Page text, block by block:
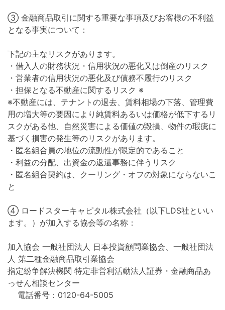
③ 金融商品取引に関する重要な事項及びお客様の不利益
となる事実について：
下記の主なリスクがあります。
・借入人の財務状況・信用状況の悪化又は倒産のリスク
・営業者の信用状況の悪化及び債務不履行のリスク
・担保となる不動産に関するリスク ※
※不動産には、テナントの退去、賃料相場の下落、管理費
用の増大等の要因により純賃料あるいは価格が低下するリ
スクがある他、自然災害による価値の毀損、物件の瑕疵に
基づく損害の発生等のリスクがあります。
・匿名組合員の地位の流動性が限定的であること
・利益の分配、出資金の返還事務に伴うリスク
・匿名組合契約は、クーリング・オフの対象にならないこ
と
④ ロードスターキャピタル株式会社（以下LDS社といい
ます。）が加入する協会等の名称：
加入協会 一般社団法人 日本投資顧問業協会、一般社団法
人 第二種金融商品取引業協会
指定紛争解決機関 特定非営利活動法人証券・金融商品あ
っせん相談センター
電話番号：0120-64-5005